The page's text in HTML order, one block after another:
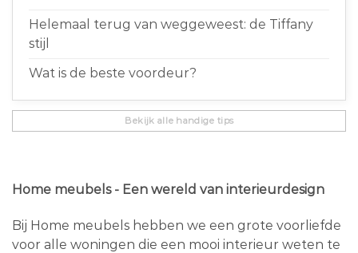
Helemaal terug van weggeweest: de Tiffany
stijl
Wat is de beste voordeur?
Bekijk alle handige tips
Home meubels - Een wereld van interieurdesign
Bij Home meubels hebben we een grote voorliefde
voor alle woningen die een mooi interieur weten te